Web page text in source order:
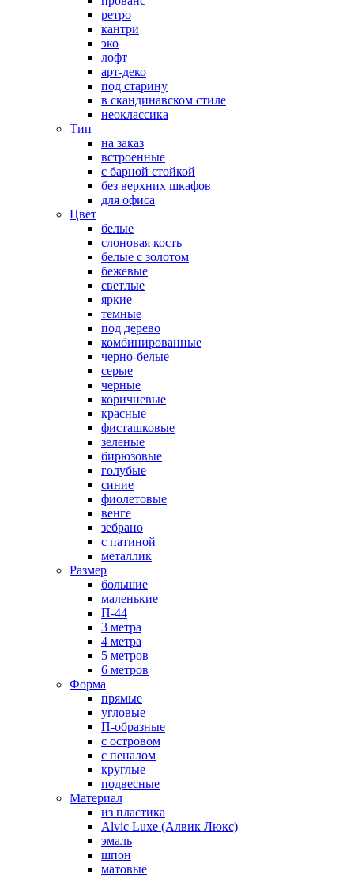
ретро
кантри
эко
лофт
арт-деко
под старину
в скандинавском стиле
неоклассика
Тип
на заказ
встроенные
с барной стойкой
без верхних шкафов
для офиса
Цвет
белые
слоновая кость
белые с золотом
бежевые
светлые
яркие
темные
под дерево
комбинированные
черно-белые
серые
черные
коричневые
красные
фисташковые
зеленые
бирюзовые
голубые
синие
фиолетовые
венге
зебрано
с патиной
металлик
Размер
большие
маленькие
П-44
3 метра
4 метра
5 метров
6 метров
Форма
прямые
угловые
П-образные
с островом
с пеналом
круглые
подвесные
Материал
из пластика
Alvic Luxe (Алвик Люкс)
эмаль
шпон
матовые